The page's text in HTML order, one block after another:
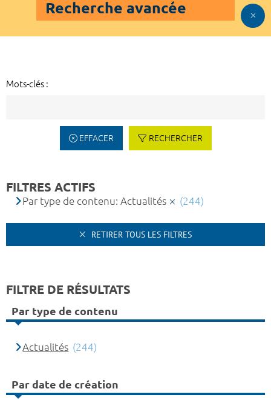
Recherche avancée
Mots-clés :
EFFACER RECHERCHER
FILTRES ACTIFS
Par type de contenu: Actualités (244)
RETIRER TOUS LES FILTRES
FILTRE DE RÉSULTATS
Par type de contenu
Actualités (244)
Par date de création